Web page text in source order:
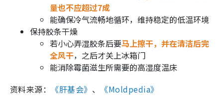
量也不应超过7成
能确保冷气流畅地循环，维持稳定的低温环境
保持胶条干燥
若小心弄湿胶条后要马上擦干，并在清洁后完
全风干，之后才关上冰箱门
能消除霉菌滋生所需要的高湿度温床
资料来源：
《肝基会》 、 《Moldpedia》